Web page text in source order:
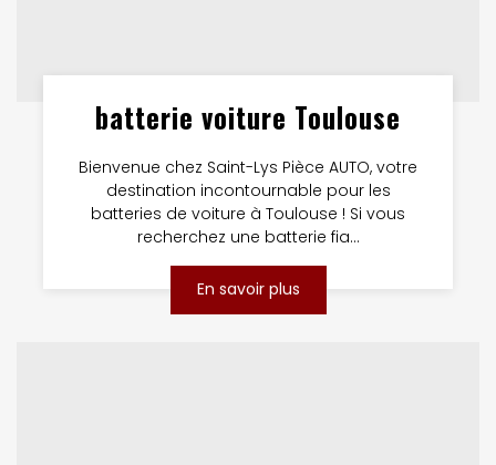
batterie voiture Toulouse
Bienvenue chez Saint-Lys Pièce AUTO, votre
destination incontournable pour les
batteries de voiture à Toulouse ! Si vous
recherchez une batterie fia...
En savoir plus